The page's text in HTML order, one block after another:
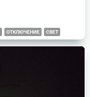
ОТКЛЮЧЕНИЕ СВЕТ